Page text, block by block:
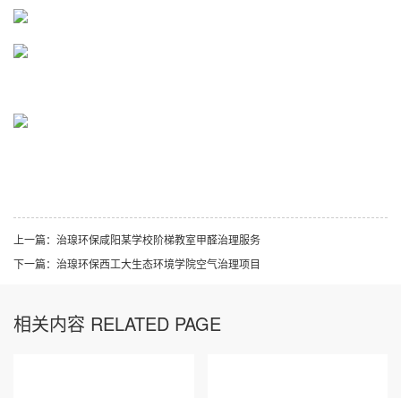
上一篇： 治瑔环保咸阳某学校阶梯教室甲醛治理服务
下一篇： 治瑔环保西工大生态环境学院空气治理项目
相关内容 RELATED PAGE